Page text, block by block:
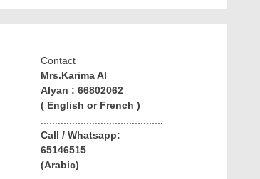
Contact
Mrs.Karima Al
Alyan : 66802062
( English or French )
...........................................
Call / Whatsapp:
65146515
(Arabic)